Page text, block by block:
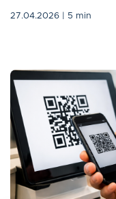
27.04.2026 | 5 min